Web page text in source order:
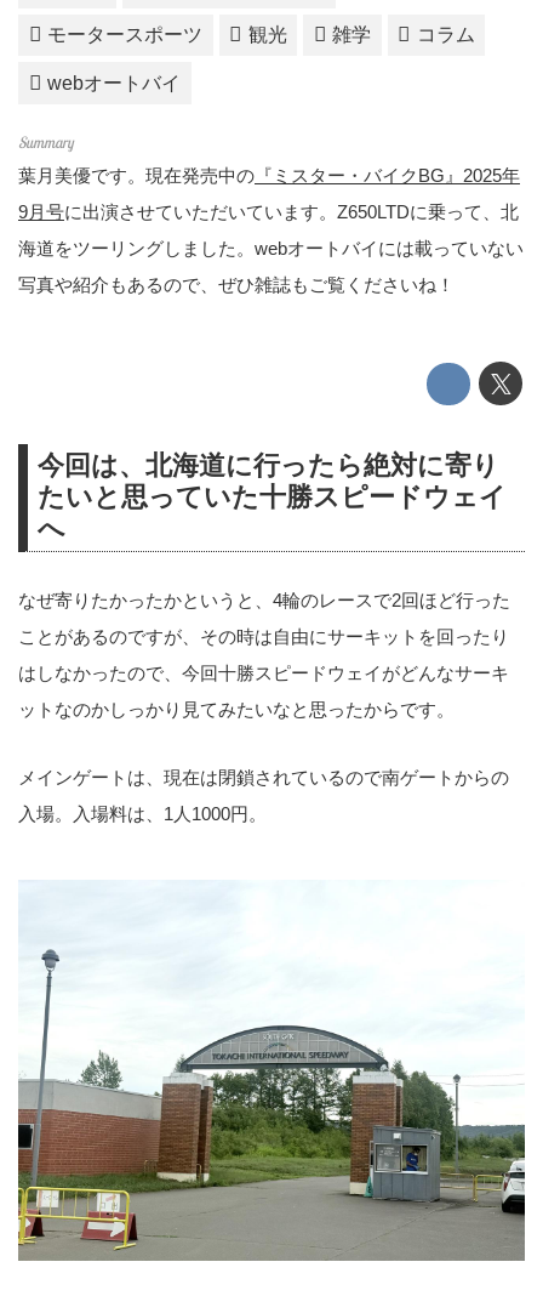
モータースポーツ 観光 雑学 コラム
webオートバイ
葉月美優です。現在発売中の 『ミスター・バイクBG』2025年
9月号に出演させていただいています。Z650LTDに乗って、北
海道をツーリングしました。webオートバイには載っていない
写真や紹介もあるので、ぜひ雑誌もご覧くださいね！
今回は、北海道に行ったら絶対に寄り
たいと思っていた十勝スピードウェイ
へ
なぜ寄りたかったかというと、4輪のレースで2回ほど行った
ことがあるのですが、その時は自由にサーキットを回ったり
はしなかったので、今回十勝スピードウェイがどんなサーキ
ットなのかしっかり見てみたいなと思ったからです。
メインゲートは、現在は閉鎖されているので南ゲートからの
入場。入場料は、1人1000円。